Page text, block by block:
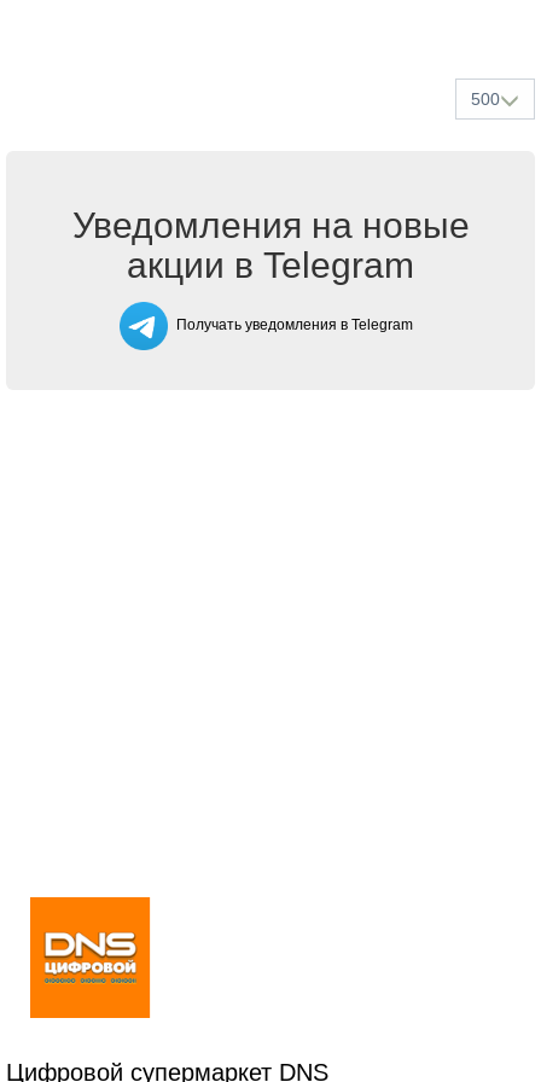
500
Уведомления на новые
акции в Telegram
Получать уведомления в Telegram
Цифровой супермаркет DNS